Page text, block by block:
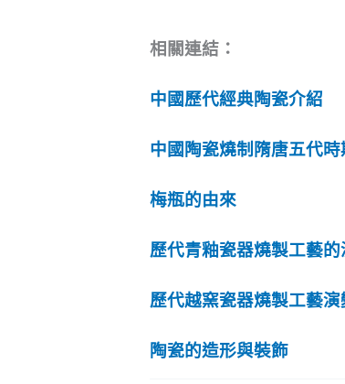
相關連結：
中國歷代經典陶瓷介紹
中國陶瓷燒制隋唐五代時
梅瓶的由來
歷代青釉瓷器燒製工藝的
歷代越窯瓷器燒製工藝演
陶瓷的造形與裝飾